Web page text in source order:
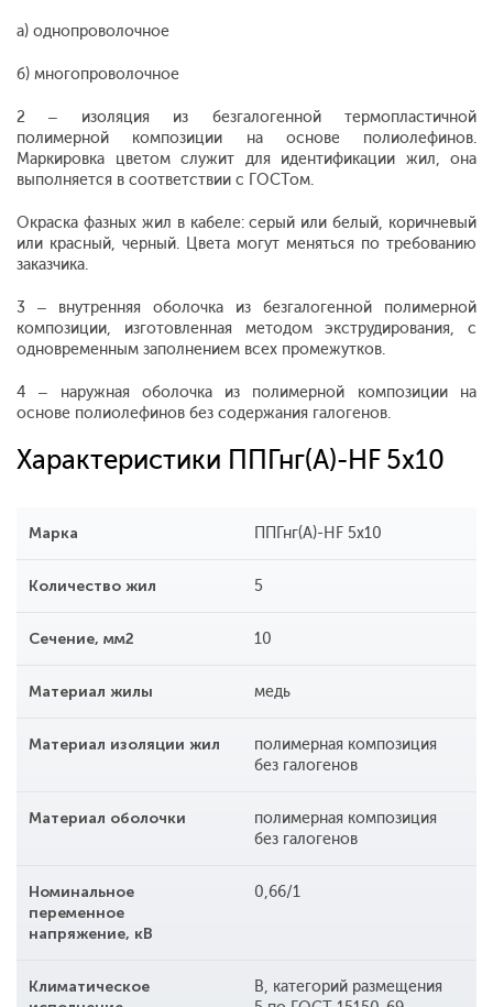
а) однопроволочное
б) многопроволочное
2 – изоляция из безгалогенной термопластичной
полимерной композиции на основе полиолефинов.
Маркировка цветом служит для идентификации жил, она
выполняется в соответствии с ГОСТом.
Окраска фазных жил в кабеле: серый или белый, коричневый
или красный, черный. Цвета могут меняться по требованию
заказчика.
3 – внутренняя оболочка из безгалогенной полимерной
композиции, изготовленная методом экструдирования, с
одновременным заполнением всех промежутков.
4 – наружная оболочка из полимерной композиции на
основе полиолефинов без содержания галогенов.
Характеристики ППГнг(А)-HF 5x10
Марка ППГнг(А)-HF 5x10
Количество жил 5
Сечение, мм2 10
Материал жилы медь
Материал изоляции жил
полимерная композиция
без галогенов
Материал оболочки
полимерная композиция
без галогенов
Номинальное
переменное
напряжение, кВ
0,66/1
Климатическое
В, категорий размещения